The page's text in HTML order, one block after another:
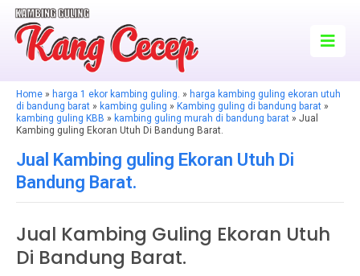
Home » harga 1 ekor kambing guling. » harga kambing guling ekoran utuh
di bandung barat » kambing guling » Kambing guling di bandung barat »
kambing guling KBB » kambing guling murah di bandung barat » Jual
Kambing guling Ekoran Utuh Di Bandung Barat.
Jual Kambing guling Ekoran Utuh Di
Bandung Barat.
Jual Kambing Guling Ekoran Utuh
Di Bandung Barat.